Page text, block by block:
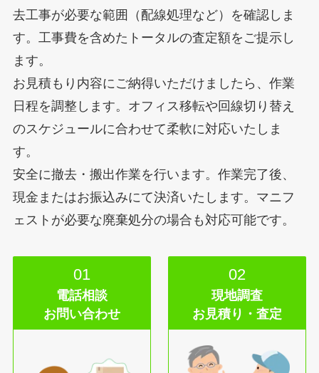
去工事が必要な範囲（配線処理など）を確認しま
す。工事費を含めたトータルの査定額をご提示し
ます。
お見積もり内容にご納得いただけましたら、作業
日程を調整します。オフィス移転や回線切り替え
のスケジュールに合わせて柔軟に対応いたしま
す。
安全に撤去・搬出作業を行います。作業完了後、
現金またはお振込みにて決済いたします。マニフ
ェストが必要な廃棄処分の場合も対応可能です。
01
電話相談
お問い合わせ
02
現地調査
お見積り・査定